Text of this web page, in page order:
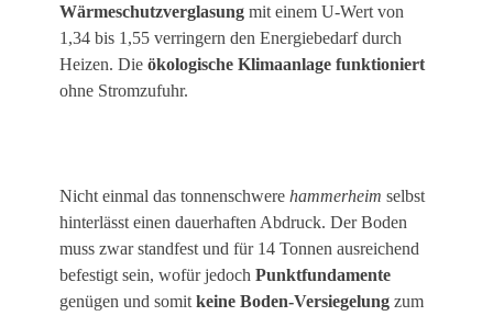
Wärmeschutzverglasung mit einem U-Wert von
1,34 bis 1,55 verringern den Energiebedarf durch
Heizen. Die ökologische Klimaanlage funktioniert
ohne Stromzufuhr.
Nicht einmal das tonnenschwere hammerheim selbst
hinterlässt einen dauerhaften Abdruck. Der Boden
muss zwar standfest und für 14 Tonnen ausreichend
befestigt sein, wofür jedoch Punktfundamente
genügen und somit keine Boden-Versiegelung zum